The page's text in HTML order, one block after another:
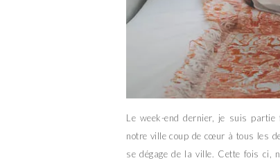
Le week-end dernier, je suis
notre ville coup de cœur à tous les
se dégage de la ville. Cette fois ci,